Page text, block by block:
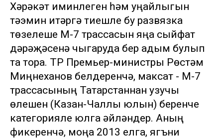
Хәрәкәт иминлеген һәм уңайлыгын
тәэмин итәргә тиешле бу развязка
төзелеше М-7 трассасын яңа сыйфат
дәрәҗәсенә чыгаруда бер адым булып
та тора. ТР Премьер-министры Рөстәм
Миңнеханов белдерүенчә, максат - М-7
трассасының Татарстаннан узучы
өлешен (Казан-Чаллы юлын) беренче
категорияле юлга әйләндерү. Аның
фикеренчә, моңа 2013 елга, ягъни